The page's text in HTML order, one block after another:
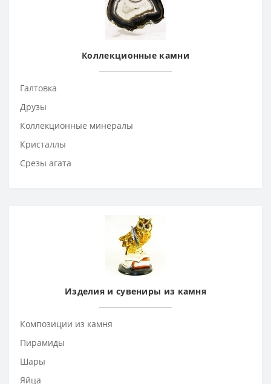
Коллекционные камни
Галтовка
Друзы
Коллекционные минералы
Кристаллы
Срезы агата
Изделия и сувениры из камня
Композиции из камня
Пирамиды
Шары
Яйца